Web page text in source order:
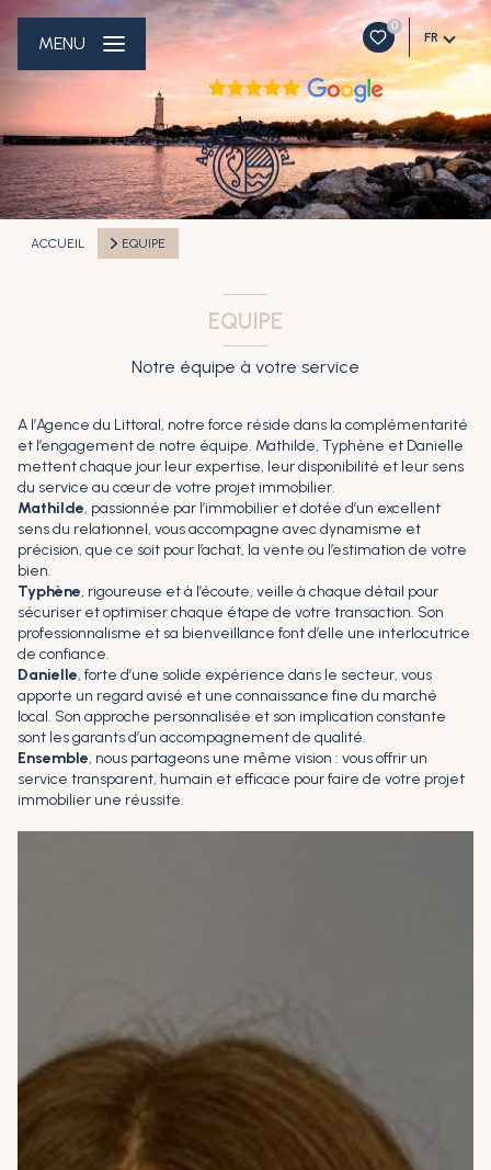
0
FR
MENU
ACCUEIL EQUIPE
EQUIPE
Notre équipe à votre service
A l’Agence du Littoral, notre force réside dans la complémentarité
et l’engagement de notre équipe. Mathilde, Typhène et Danielle
mettent chaque jour leur expertise, leur disponibilité et leur sens
du service au cœur de votre projet immobilier.
Mathilde, passionnée par l’immobilier et dotée d’un excellent
sens du relationnel, vous accompagne avec dynamisme et
précision, que ce soit pour l’achat, la vente ou l’estimation de votre
bien.
Typhène, rigoureuse et à l’écoute, veille à chaque détail pour
sécuriser et optimiser chaque étape de votre transaction. Son
professionnalisme et sa bienveillance font d’elle une interlocutrice
de confiance.
Danielle, forte d’une solide expérience dans le secteur, vous
apporte un regard avisé et une connaissance fine du marché
local. Son approche personnalisée et son implication constante
sont les garants d’un accompagnement de qualité.
Ensemble, nous partageons une même vision : vous offrir un
service transparent, humain et efficace pour faire de votre projet
immobilier une réussite.